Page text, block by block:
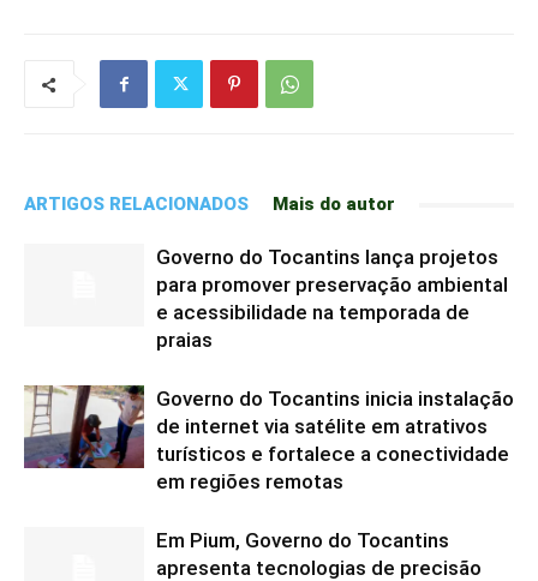
ARTIGOS RELACIONADOS Mais do autor
Governo do Tocantins lança projetos
para promover preservação ambiental
e acessibilidade na temporada de
praias
Governo do Tocantins inicia instalação
de internet via satélite em atrativos
turísticos e fortalece a conectividade
em regiões remotas
Em Pium, Governo do Tocantins
apresenta tecnologias de precisão